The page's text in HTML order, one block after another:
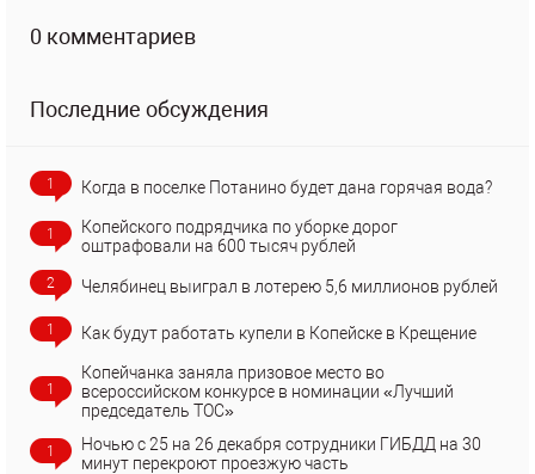
0 комментариев
Последние обсуждения
1 Когда в поселке Потанино будет дана горячая вода?
1
Копейского подрядчика по уборке дорог
оштрафовали на 600 тысяч рублей
2 Челябинец выиграл в лотерею 5,6 миллионов рублей
1 Как будут работать купели в Копейске в Крещение
1
Копейчанка заняла призовое место во
всероссийском конкурсе в номинации «Лучший
председатель ТОС»
1
Ночью с 25 на 26 декабря сотрудники ГИБДД на 30
минут перекроют проезжую часть